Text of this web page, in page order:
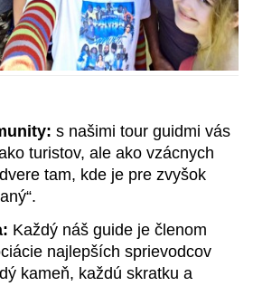
s našimi tour guidmi vás
turistov, ale ako vzácnych
tam, kde je pre zvyšok
Každý náš guide je členom
najlepších sprievodcov
kameň, každú skratku a